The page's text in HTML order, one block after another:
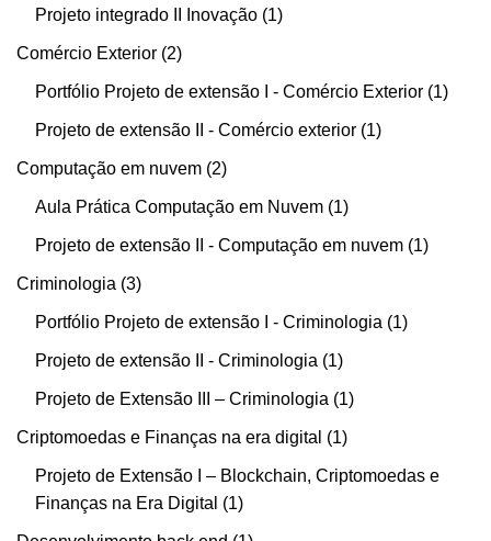
Projeto integrado II Inovação 1
Comércio Exterior 2
Portfólio Projeto de extensão I - Comércio Exterior 1
Projeto de extensão II - Comércio exterior 1
Computação em nuvem 2
Aula Prática Computação em Nuvem 1
Projeto de extensão II - Computação em nuvem 1
Criminologia 3
Portfólio Projeto de extensão I - Criminologia 1
Projeto de extensão II - Criminologia 1
Projeto de Extensão III – Criminologia 1
Criptomoedas e Finanças na era digital 1
Projeto de Extensão I – Blockchain, Criptomoedas e
Finanças na Era Digital
1